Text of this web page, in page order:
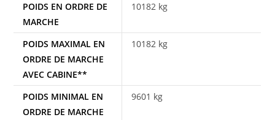
POIDS EN ORDRE DE
MARCHE
10182 kg
POIDS MAXIMAL EN
ORDRE DE MARCHE
AVEC CABINE**
10182 kg
POIDS MINIMAL EN
ORDRE DE MARCHE
9601 kg